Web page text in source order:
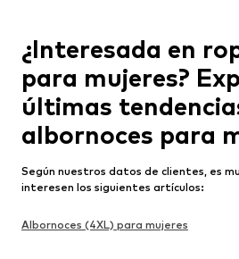
¿Interesada en
para mujeres?
últimas
albornoces para
Según nuestros datos de clientes, es
interesen los siguientes artículos:
Albornoces (4XL) para mujeres